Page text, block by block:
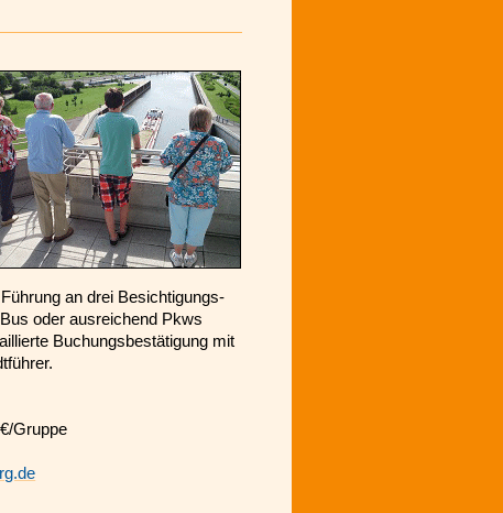
an drei Besichtigungs-
oder ausreichend Pkws
Buchungsbestätigung mit
Gruppe